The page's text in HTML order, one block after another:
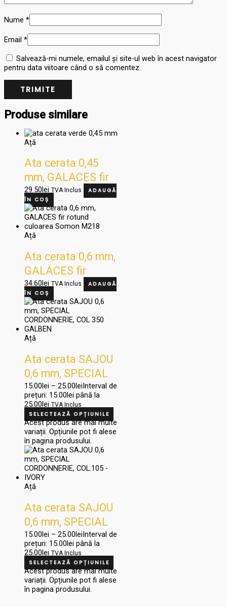
Nume *
Email *
Salvează-mi numele, emailul și site-ul web în acest navigator
pentru data viitoare când o să comentez.
Produse similare
Ață
Ata cerata 0,45
mm, GALACES fir
rotund culoarea
VERDE M166
29.50 lei TVA Inclus
ADAUGĂ
ÎN COȘ
Ață
Ata cerata 0,6 mm,
GALACES fir
rotund culoarea
Somon M218
34.60 lei TVA Inclus
ADAUGĂ
ÎN COȘ
Ață
Ata cerata SAJOU
0,6 mm, SPECIAL
CORDONNERIE,
COL 350 GALBEN
15.00 lei – 25.00 lei Interval de
prețuri: 15.00lei până la
25.00lei TVA Inclus
SELECTEAZĂ OPȚIUNILE
Acest produs are mai multe
variații. Opțiunile pot fi alese
în pagina produsului.
Ață
Ata cerata SAJOU
0,6 mm, SPECIAL
CORDONNERIE,
COL.105 – IVORY
15.00 lei – 25.00 lei Interval de
prețuri: 15.00lei până la
25.00lei TVA Inclus
SELECTEAZĂ OPȚIUNILE
Acest produs are mai multe
variații. Opțiunile pot fi alese
în pagina produsului.